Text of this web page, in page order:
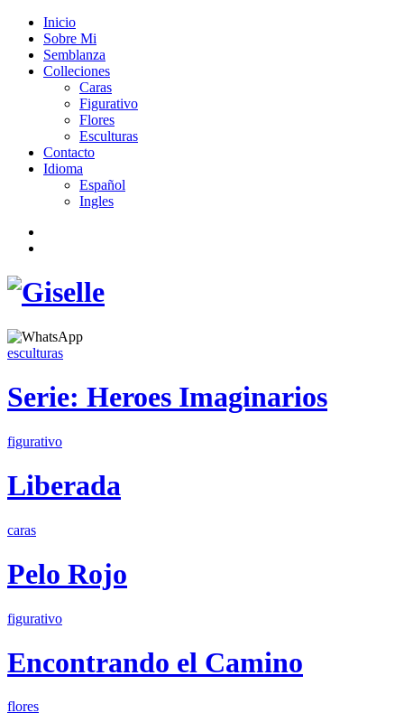
Inicio
Sobre Mi
Semblanza
Colleciones
Caras
Figurativo
Flores
Esculturas
Contacto
Idioma
Español
Ingles
esculturas
Serie: Heroes Imaginarios
figurativo
Liberada
caras
Pelo Rojo
figurativo
Encontrando el Camino
flores